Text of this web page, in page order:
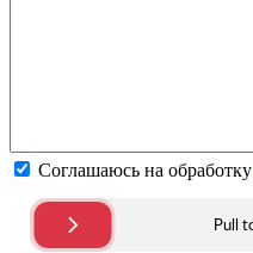
Соглашаюсь на обработку